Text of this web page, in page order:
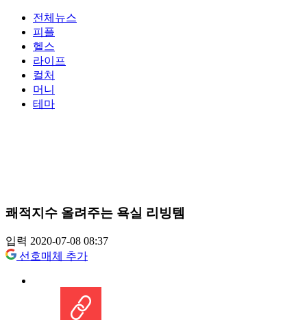
전체뉴스
피플
헬스
라이프
컬처
머니
테마
쾌적지수 올려주는 욕실 리빙템
입력 2020-07-08 08:37
선호매체 추가